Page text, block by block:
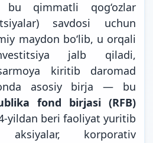
qimmatli qog‘ozlar
savdosi uchun
maydon bo‘lib, u orqali
jalb qiladi,
kiritib daromad
asosiy birja — bu
fond birjasi (RFB)
yildan beri faoliyat yuritib
korporativ